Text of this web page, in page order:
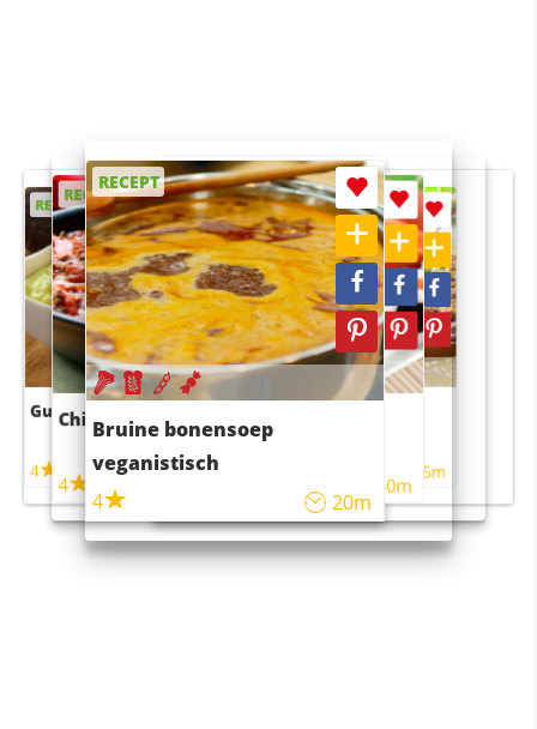
RECEPT
Guacamole
4
RECEPT
Chili con carne
4
RECEPT
Bruine bonensoep
veganistisch
4
20m
RECEPT
Sushi rijstsalade
maaltijdsalade
40m
RECEPT
4 55m